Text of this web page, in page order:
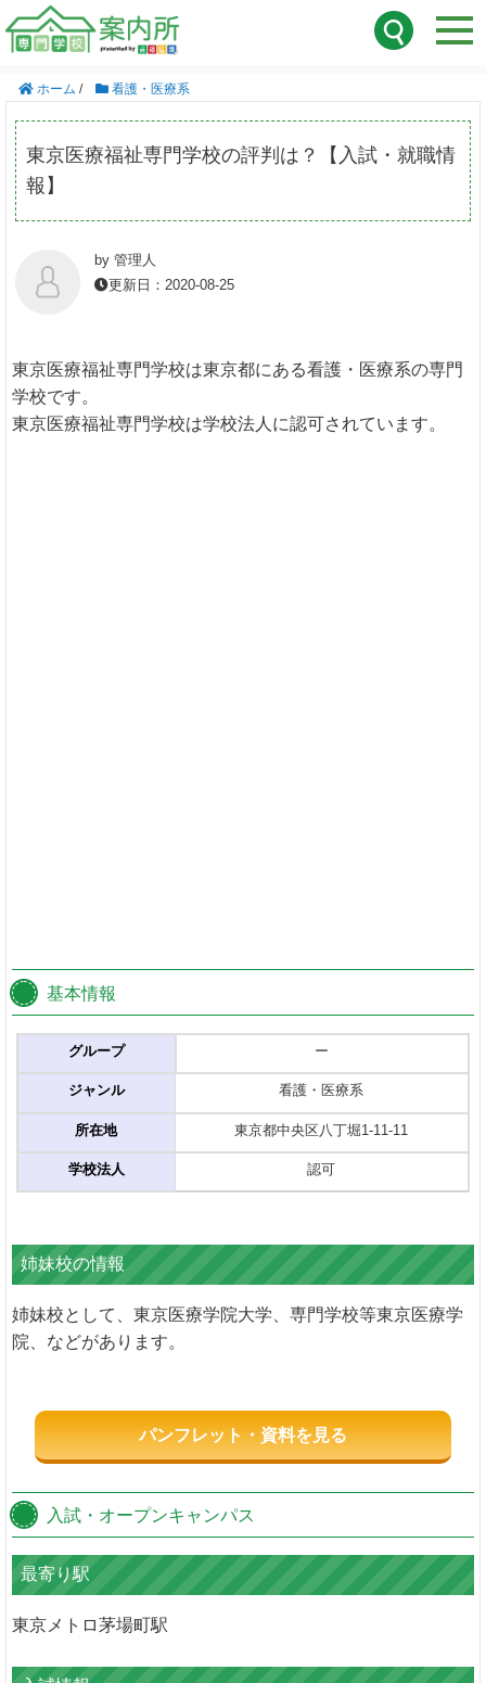
ホーム / 看護・医療系
東京医療福祉専門学校の評判は？【入試・就職情
報】
by 管理人
更新日：2020-08-25
東京医療福祉専門学校は東京都にある看護・医療系の専門
学校です。
東京医療福祉専門学校は学校法人に認可されています。
基本情報
グループ
ジャンル
所在地
学校法人
ー
看護・医療系
東京都中央区八丁堀1-11-11
認可
姉妹校の情報
姉妹校として、東京医療学院大学、専門学校等東京医療学
院、などがあります。
パンフレット・資料を見る
入試・オープンキャンパス
最寄り駅
東京メトロ茅場町駅